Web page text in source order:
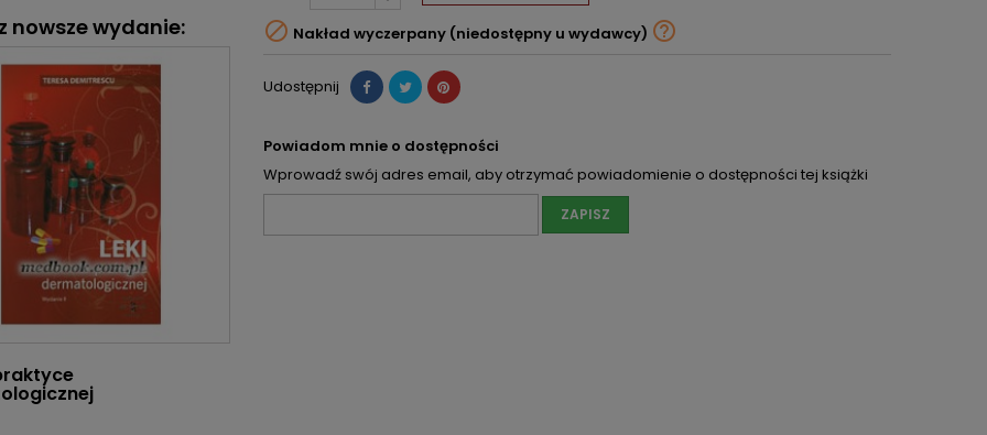
nowsze wydanie:  Nakład wyczerpany (niedostępny u wydawcy) 
Udostępnij
Powiadom mnie o dostępności
Wprowadź swój adres email, aby otrzymać powiadomienie o dostępności tej książki
ZAPISZ